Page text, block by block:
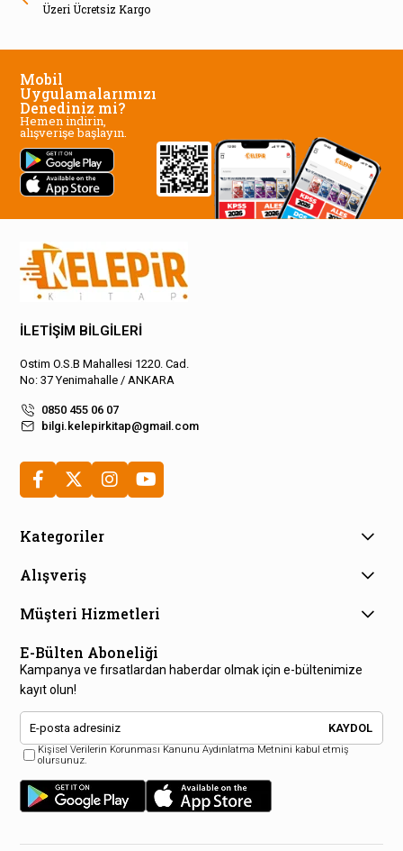
Üzeri Ücretsiz Kargo
Mobil
Uygulamalarımızı
Denediniz mi?
Hemen indirin,
alışverişe başlayın.
İLETİŞİM BİLGİLERİ
Ostim O.S.B Mahallesi 1220. Cad.
No: 37 Yenimahalle / ANKARA
0850 455 06 07
bilgi.kelepirkitap@gmail.com
Kategoriler
Alışveriş
Müşteri Hizmetleri
E-Bülten Aboneliği
Kampanya ve fırsatlardan haberdar olmak için e-bültenimize
kayıt olun!
KAYDOL
Kişisel Verilerin Korunması Kanunu Aydınlatma Metnini kabul etmiş
olursunuz.